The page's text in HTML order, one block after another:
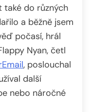
také do různých
a běžně jsem
počasí, hrál
Nyan, četl
, poslouchal
další
nebo náročné